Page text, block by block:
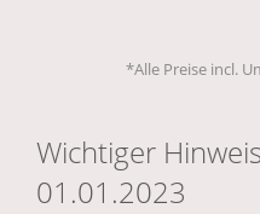
*Alle Preise incl.
Wichtiger
01.01.2023